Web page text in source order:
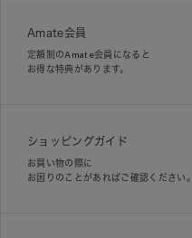
Amate会員
定額制のAmate会員になると
お得な特典があります。
ショッピングガイド
お買い物の際に
お困りのことがあればご確認ください。